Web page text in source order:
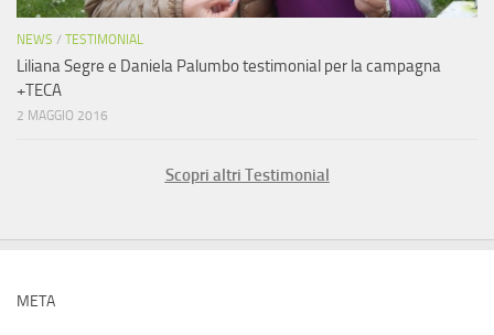
NEWS / TESTIMONIAL
Liliana Segre e Daniela Palumbo testimonial per la campagna
+TECA
2 MAGGIO 2016
Scopri altri Testimonial
META